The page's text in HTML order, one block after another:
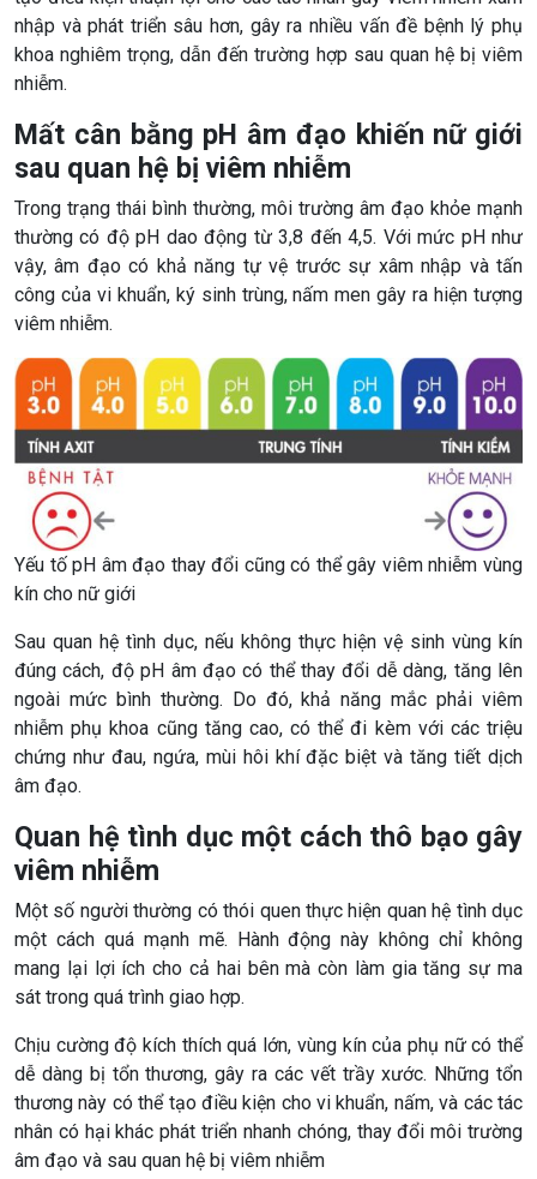
nhập và phát triển sâu hơn, gây ra nhiều vấn đề bệnh lý phụ
khoa nghiêm trọng, dẫn đến trường hợp sau quan hệ bị viêm
nhiễm.
Mất cân bằng pH âm đạo khiến nữ giới
sau quan hệ bị viêm nhiễm
Trong trạng thái bình thường, môi trường âm đạo khỏe mạnh
thường có độ pH dao động từ 3,8 đến 4,5. Với mức pH như
vậy, âm đạo có khả năng tự vệ trước sự xâm nhập và tấn
công của vi khuẩn, ký sinh trùng, nấm men gây ra hiện tượng
viêm nhiễm.
Yếu tố pH âm đạo thay đổi cũng có thể gây viêm nhiễm vùng
kín cho nữ giới
Sau quan hệ tình dục, nếu không thực hiện vệ sinh vùng kín
đúng cách, độ pH âm đạo có thể thay đổi dễ dàng, tăng lên
ngoài mức bình thường. Do đó, khả năng mắc phải viêm
nhiễm phụ khoa cũng tăng cao, có thể đi kèm với các triệu
chứng như đau, ngứa, mùi hôi khí đặc biệt và tăng tiết dịch
âm đạo.
Quan hệ tình dục một cách thô bạo gây
viêm nhiễm
Một số người thường có thói quen thực hiện quan hệ tình dục
một cách quá mạnh mẽ. Hành động này không chỉ không
mang lại lợi ích cho cả hai bên mà còn làm gia tăng sự ma
sát trong quá trình giao hợp.
Chịu cường độ kích thích quá lớn, vùng kín của phụ nữ có thể
dễ dàng bị tổn thương, gây ra các vết trầy xước. Những tổn
thương này có thể tạo điều kiện cho vi khuẩn, nấm, và các tác
nhân có hại khác phát triển nhanh chóng, thay đổi môi trường
âm đạo và sau quan hệ bị viêm nhiễm